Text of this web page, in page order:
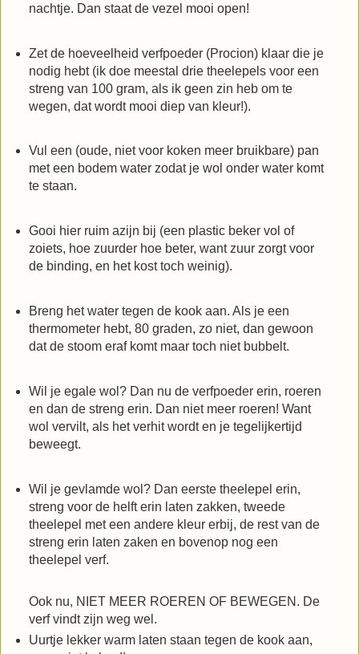
nachtje. Dan staat de vezel mooi open!
Zet de hoeveelheid verfpoeder (Procion) klaar die je
nodig hebt (ik doe meestal drie theelepels voor een
streng van 100 gram, als ik geen zin heb om te
wegen, dat wordt mooi diep van kleur!).
Vul een (oude, niet voor koken meer bruikbare) pan
met een bodem water zodat je wol onder water komt
te staan.
Gooi hier ruim azijn bij (een plastic beker vol of
zoiets, hoe zuurder hoe beter, want zuur zorgt voor
de binding, en het kost toch weinig).
Breng het water tegen de kook aan. Als je een
thermometer hebt, 80 graden, zo niet, dan gewoon
dat de stoom eraf komt maar toch niet bubbelt.
Wil je egale wol? Dan nu de verfpoeder erin, roeren
en dan de streng erin. Dan niet meer roeren! Want
wol vervilt, als het verhit wordt en je tegelijkertijd
beweegt.
Wil je gevlamde wol? Dan eerste theelepel erin,
streng voor de helft erin laten zakken, tweede
theelepel met een andere kleur erbij, de rest van de
streng erin laten zaken en bovenop nog een
theelepel verf.
Ook nu, NIET MEER ROEREN OF BEWEGEN. De
verf vindt zijn weg wel.
Uurtje lekker warm laten staan tegen de kook aan,